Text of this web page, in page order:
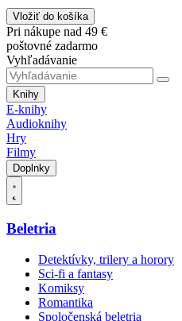
Vložiť do košíka
Pri nákupe nad 49 €
poštovné zadarmo
Vyhľadávanie
Knihy
E-knihy
Audioknihy
Hry
Filmy
Doplnky
Beletria
Detektívky, trilery a horory
Sci-fi a fantasy
Komiksy
Romantika
Spoločenská beletria